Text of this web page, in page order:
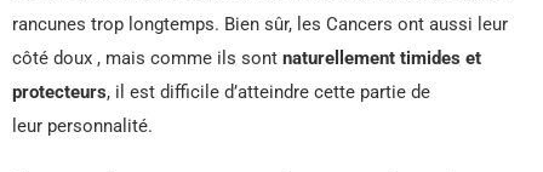
rancunes trop longtemps. Bien sûr, les Cancers ont aussi leur
côté doux , mais comme ils sont naturellement timides et
protecteurs, il est difficile d’atteindre cette partie de
leur personnalité.